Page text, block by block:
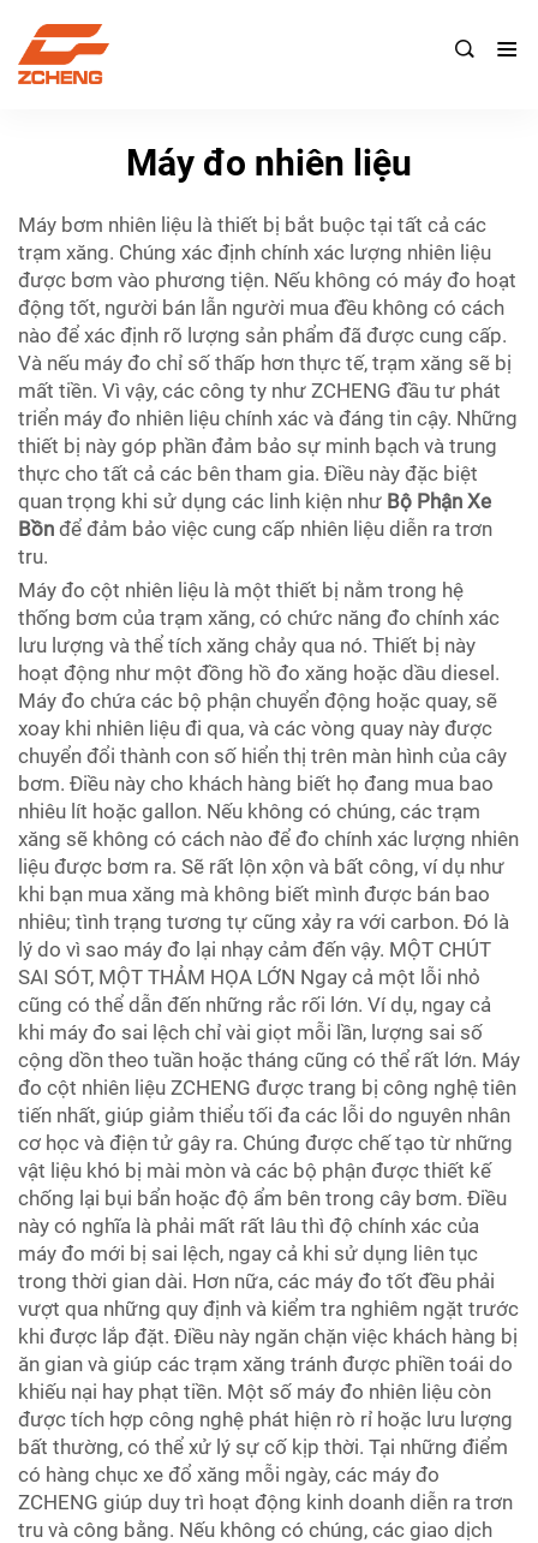

Máy đo nhiên liệu
Máy bơm nhiên liệu là thiết bị bắt buộc tại tất cả các
trạm xăng. Chúng xác định chính xác lượng nhiên liệu
được bơm vào phương tiện. Nếu không có máy đo hoạt
động tốt, người bán lẫn người mua đều không có cách
nào để xác định rõ lượng sản phẩm đã được cung cấp.
Và nếu máy đo chỉ số thấp hơn thực tế, trạm xăng sẽ bị
mất tiền. Vì vậy, các công ty như ZCHENG đầu tư phát
triển máy đo nhiên liệu chính xác và đáng tin cậy. Những
thiết bị này góp phần đảm bảo sự minh bạch và trung
thực cho tất cả các bên tham gia. Điều này đặc biệt
quan trọng khi sử dụng các linh kiện như Bộ Phận Xe
Bồn để đảm bảo việc cung cấp nhiên liệu diễn ra trơn
tru.
Máy đo cột nhiên liệu là một thiết bị nằm trong hệ
thống bơm của trạm xăng, có chức năng đo chính xác
lưu lượng và thể tích xăng chảy qua nó. Thiết bị này
hoạt động như một đồng hồ đo xăng hoặc dầu diesel.
Máy đo chứa các bộ phận chuyển động hoặc quay, sẽ
xoay khi nhiên liệu đi qua, và các vòng quay này được
chuyển đổi thành con số hiển thị trên màn hình của cây
bơm. Điều này cho khách hàng biết họ đang mua bao
nhiêu lít hoặc gallon. Nếu không có chúng, các trạm
xăng sẽ không có cách nào để đo chính xác lượng nhiên
liệu được bơm ra. Sẽ rất lộn xộn và bất công, ví dụ như
khi bạn mua xăng mà không biết mình được bán bao
nhiêu; tình trạng tương tự cũng xảy ra với carbon. Đó là
lý do vì sao máy đo lại nhạy cảm đến vậy. MỘT CHÚT
SAI SÓT, MỘT THẢM HỌA LỚN Ngay cả một lỗi nhỏ
cũng có thể dẫn đến những rắc rối lớn. Ví dụ, ngay cả
khi máy đo sai lệch chỉ vài giọt mỗi lần, lượng sai số
cộng dồn theo tuần hoặc tháng cũng có thể rất lớn. Máy
đo cột nhiên liệu ZCHENG được trang bị công nghệ tiên
tiến nhất, giúp giảm thiểu tối đa các lỗi do nguyên nhân
cơ học và điện tử gây ra. Chúng được chế tạo từ những
vật liệu khó bị mài mòn và các bộ phận được thiết kế
chống lại bụi bẩn hoặc độ ẩm bên trong cây bơm. Điều
này có nghĩa là phải mất rất lâu thì độ chính xác của
máy đo mới bị sai lệch, ngay cả khi sử dụng liên tục
trong thời gian dài. Hơn nữa, các máy đo tốt đều phải
vượt qua những quy định và kiểm tra nghiêm ngặt trước
khi được lắp đặt. Điều này ngăn chặn việc khách hàng bị
ăn gian và giúp các trạm xăng tránh được phiền toái do
khiếu nại hay phạt tiền. Một số máy đo nhiên liệu còn
được tích hợp công nghệ phát hiện rò rỉ hoặc lưu lượng
bất thường, có thể xử lý sự cố kịp thời. Tại những điểm
có hàng chục xe đổ xăng mỗi ngày, các máy đo
ZCHENG giúp duy trì hoạt động kinh doanh diễn ra trơn
tru và công bằng. Nếu không có chúng, các giao dịch